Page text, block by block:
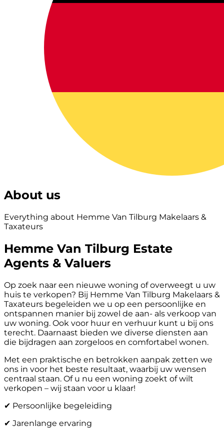
About us
Everything about Hemme Van Tilburg Makelaars &
Taxateurs
Hemme Van Tilburg Estate
Agents & Valuers
Op zoek naar een nieuwe woning of overweegt u uw
huis te verkopen? Bij Hemme Van Tilburg Makelaars &
Taxateurs begeleiden we u op een persoonlijke en
ontspannen manier bij zowel de aan- als verkoop van
uw woning. Ook voor huur en verhuur kunt u bij ons
terecht. Daarnaast bieden we diverse diensten aan
die bijdragen aan zorgeloos en comfortabel wonen.
Met een praktische en betrokken aanpak zetten we
ons in voor het beste resultaat, waarbij uw wensen
centraal staan. Of u nu een woning zoekt of wilt
verkopen – wij staan voor u klaar!
✔ Persoonlijke begeleiding
✔ Jarenlange ervaring